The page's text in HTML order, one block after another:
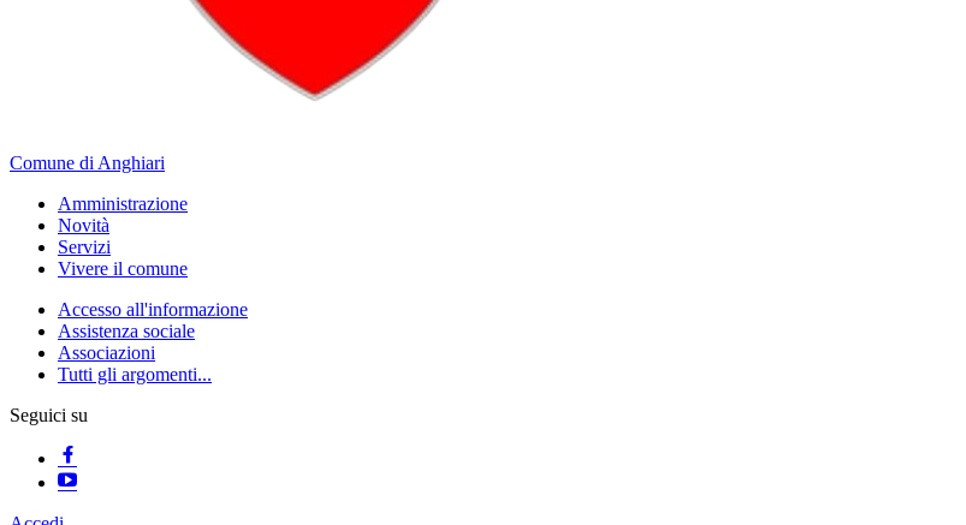
Comune di Anghiari
Amministrazione
Novità
Servizi
Vivere il comune
Accesso all'informazione
Assistenza sociale
Associazioni
Tutti gli argomenti...
Seguici su